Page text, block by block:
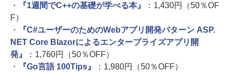
・ 『1週間でC++の基礎が学べる本』
：1,430円（50％OF
F）
・
『C#ユーザーのためのWebアプリ開発パターン ASP.
NET Core Blazorによるエンタープライズアプリ開
発』
：1,760円（50％OFF）
・
『Go言語 100Tips』
：1,980円（50％OFF）